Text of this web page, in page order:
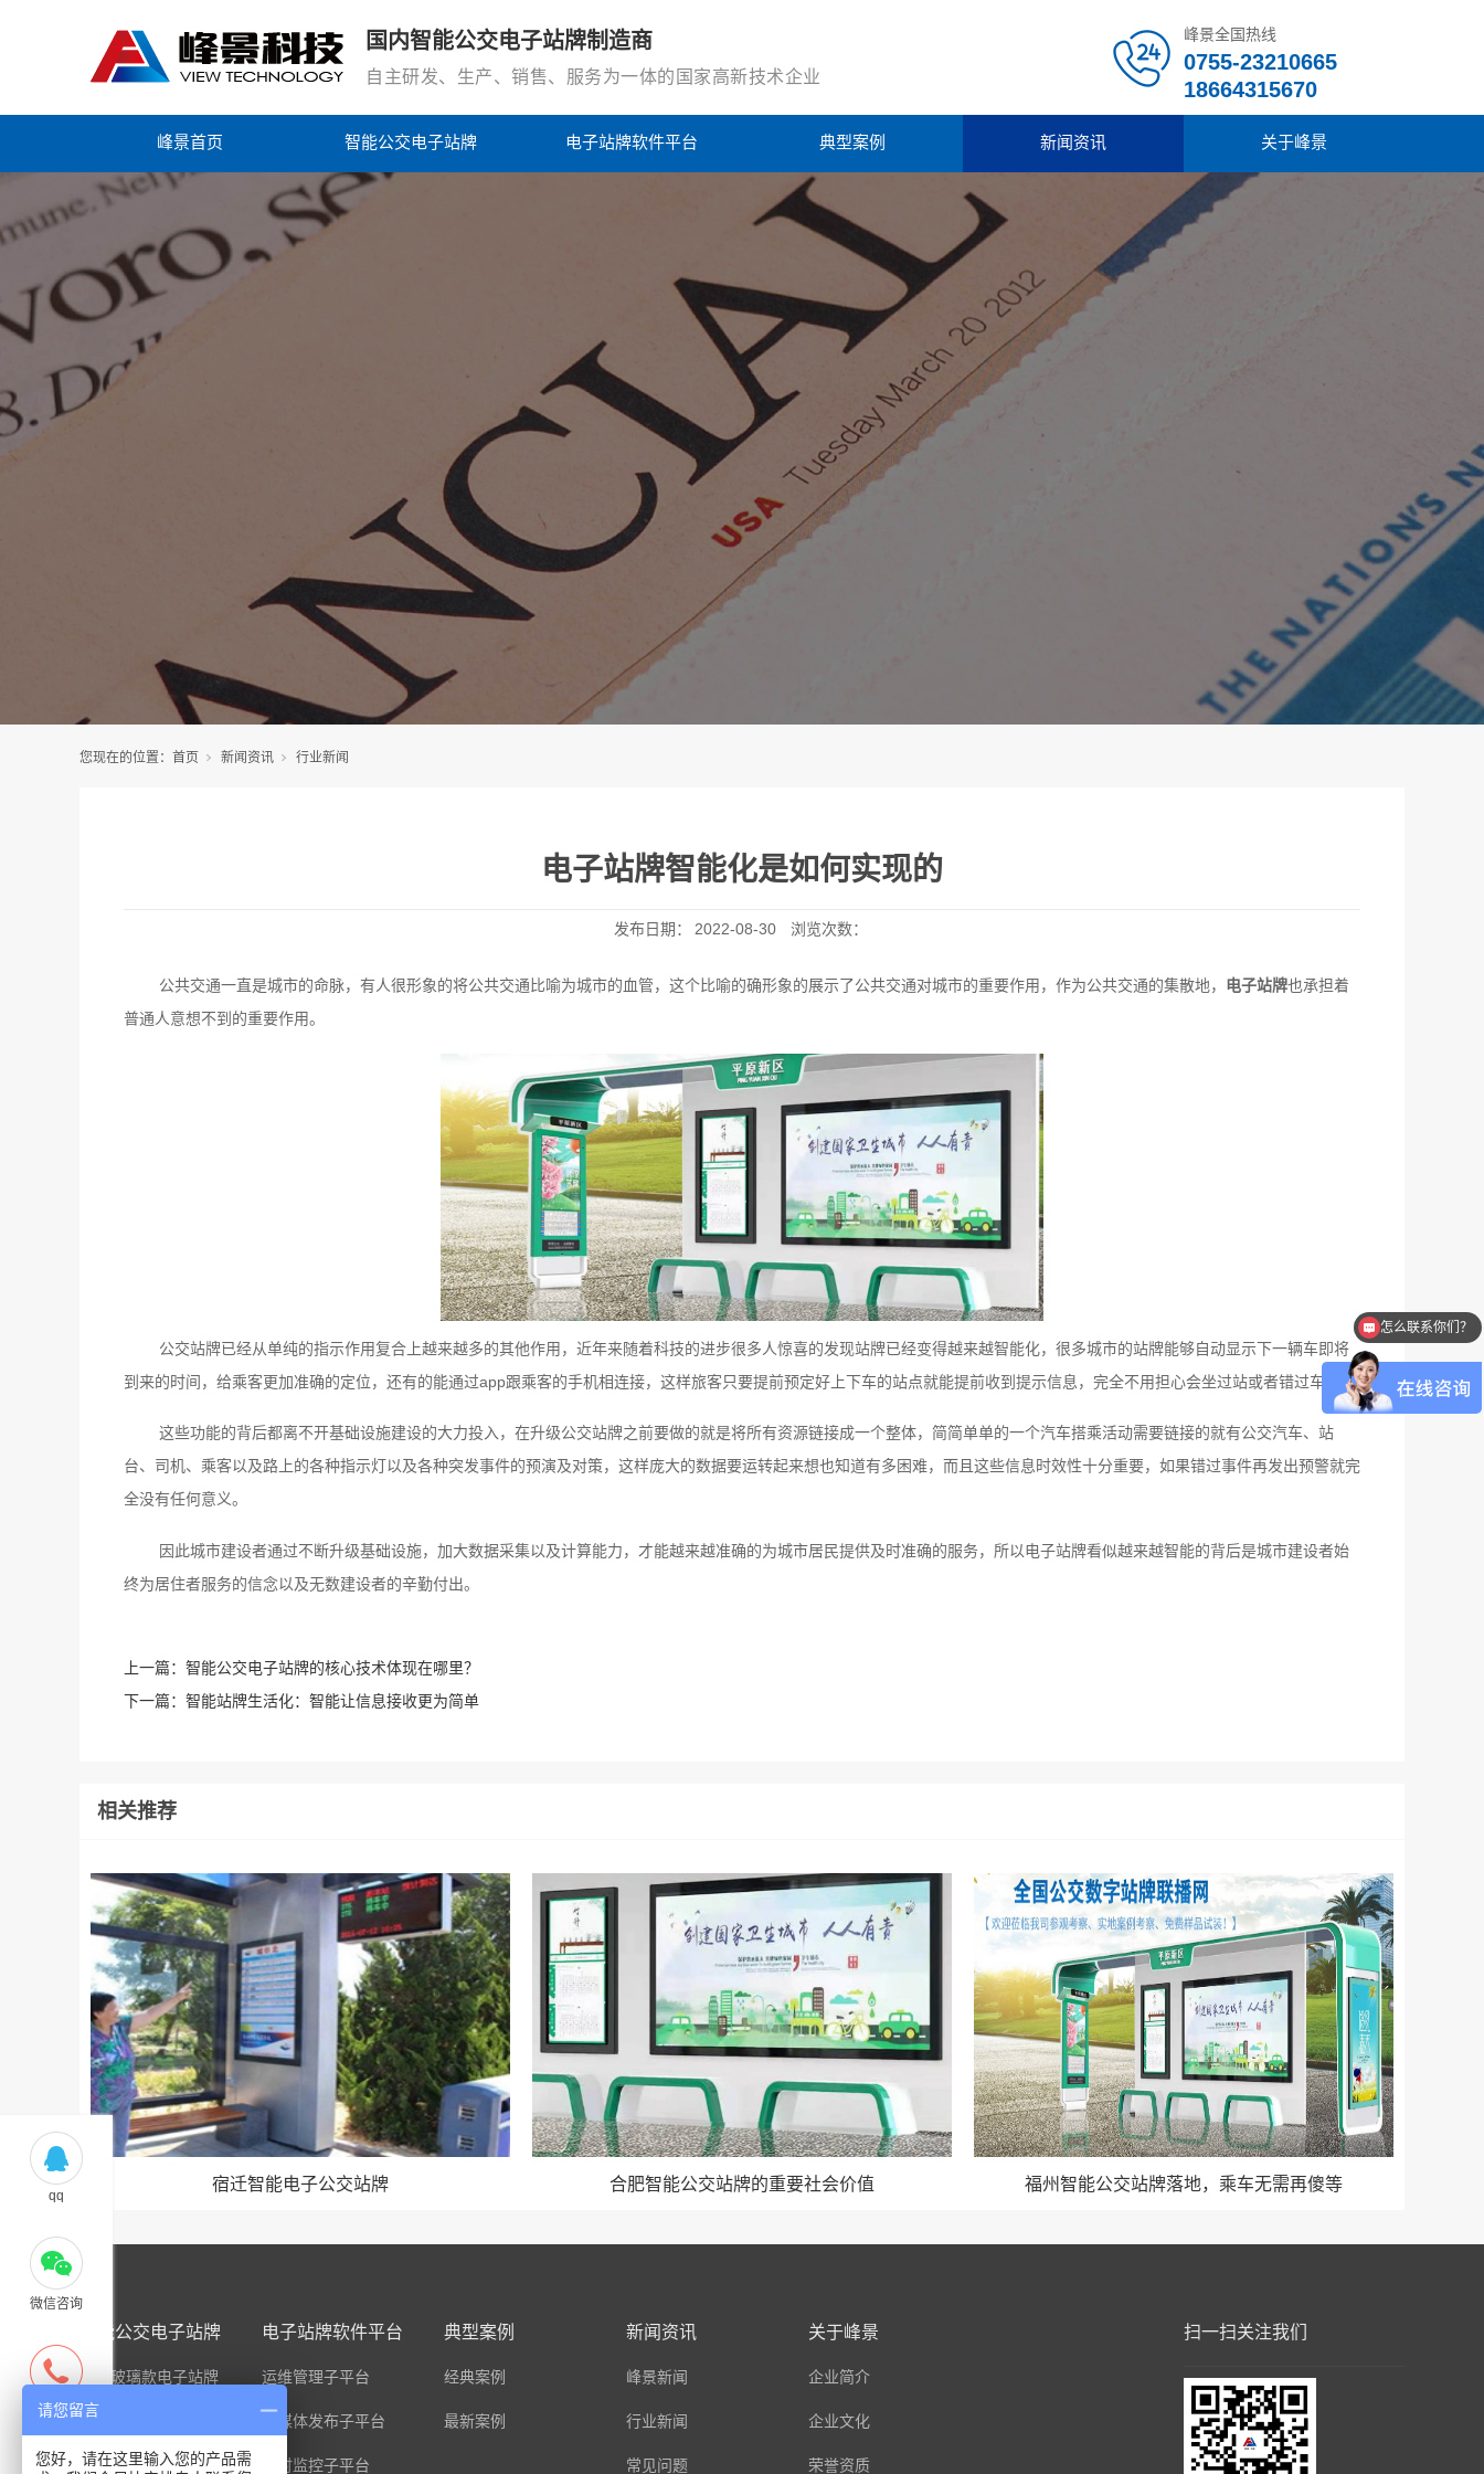
国内智能公交电子站牌制造商
自主研发、生产、销售、服务为一体的国家高新技术企业
峰景全国热线
0755-23210665
18664315670
峰景首页 智能公交电子站牌 电子站牌软件平台 典型案例 新闻资讯 关于峰景
您现在的位置： 首页 新闻资讯 行业新闻
电子站牌智能化是如何实现的
发布日期： 2022-08-30 浏览次数：
公共交通一直是城市的命脉，有人很形象的将公共交通比喻为城市的血管，这个比喻的确形象的展示了公共交通对城市的重要作用，作为公共交通的集散地， 电子站牌也承担着
普通人意想不到的重要作用。
公交站牌已经从单纯的指示作用复合上越来越多的其他作用，近年来随着科技的进步很多人惊喜的发现站牌已经变得越来越智能化，很多城市的站牌能够自动显示下一辆车即将
到来的时间，给乘客更加准确的定位，还有的能通过app跟乘客的手机相连接，这样旅客只要提前预定好上下车的站点就能提前收到提示信息，完全不用担心会坐过站或者错过车。
这些功能的背后都离不开基础设施建设的大力投入，在升级公交站牌之前要做的就是将所有资源链接成一个整体，简简单单的一个汽车搭乘活动需要链接的就有公交汽车、站
台、司机、乘客以及路上的各种指示灯以及各种突发事件的预演及对策，这样庞大的数据要运转起来想也知道有多困难，而且这些信息时效性十分重要，如果错过事件再发出预警就完
全没有任何意义。
因此城市建设者通过不断升级基础设施，加大数据采集以及计算能力，才能越来越准确的为城市居民提供及时准确的服务，所以电子站牌看似越来越智能的背后是城市建设者始
终为居住者服务的信念以及无数建设者的辛勤付出。
上一篇： 智能公交电子站牌的核心技术体现在哪里？
下一篇： 智能站牌生活化：智能让信息接收更为简单
相关推荐
宿迁智能电子公交站牌 合肥智能公交站牌的重要社会价值 福州智能公交站牌落地，乘车无需再傻等
智能公交电子站牌
全面玻璃款电子站牌
LCD电子站牌
LED电子站牌
电子站牌软件平台
运维管理子平台
多媒体发布子平台
实时监控子平台
典型案例
经典案例
最新案例
新闻资讯
峰景新闻
行业新闻
常见问题
关于峰景
企业简介
企业文化
荣誉资质
扫一扫关注我们
qq
微信咨询
热线电话
怎么联系你们？
请您留言
您好，请在这里输入您的产品需